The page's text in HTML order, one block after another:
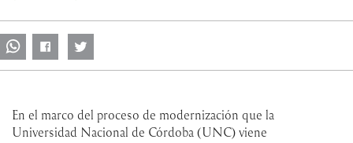
En el marco del proceso de modernización que la
Universidad Nacional de Córdoba (UNC) viene